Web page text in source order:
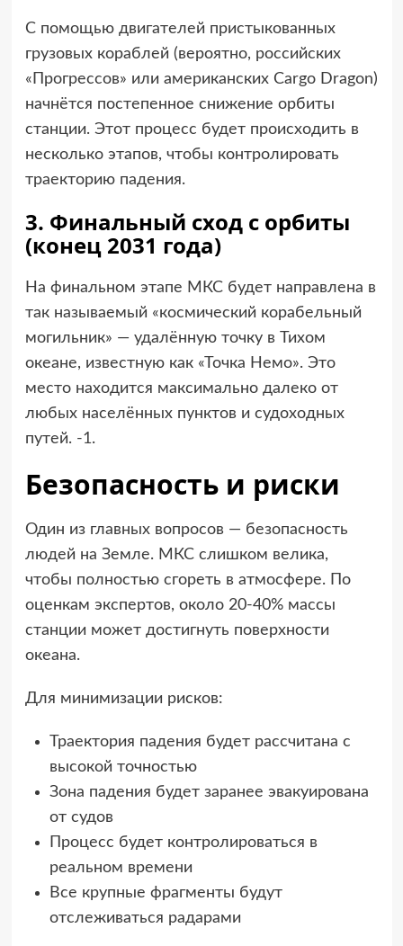
С помощью двигателей пристыкованных
грузовых кораблей (вероятно, российских
«Прогрессов» или американских Cargo Dragon)
начнётся постепенное снижение орбиты
станции. Этот процесс будет происходить в
несколько этапов, чтобы контролировать
траекторию падения.
3. Финальный сход с орбиты
(конец 2031 года)
На финальном этапе МКС будет направлена в
так называемый «космический корабельный
могильник» — удалённую точку в Тихом
океане, известную как «Точка Немо». Это
место находится максимально далеко от
любых населённых пунктов и судоходных
путей. -1.
Безопасность и риски
Один из главных вопросов — безопасность
людей на Земле. МКС слишком велика,
чтобы полностью сгореть в атмосфере. По
оценкам экспертов, около 20-40% массы
станции может достигнуть поверхности
океана.
Для минимизации рисков:
Траектория падения будет рассчитана с
высокой точностью
Зона падения будет заранее эвакуирована
от судов
Процесс будет контролироваться в
реальном времени
Все крупные фрагменты будут
отслеживаться радарами